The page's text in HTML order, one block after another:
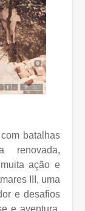
batalhas
renovada,
ação e
III, uma
e desafios
e aventura.